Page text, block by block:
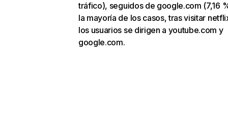
tráfico), seguidos de google.com (7,16
la mayoría de los casos, tras visitar
los usuarios se dirigen a youtube.com y
google.com.